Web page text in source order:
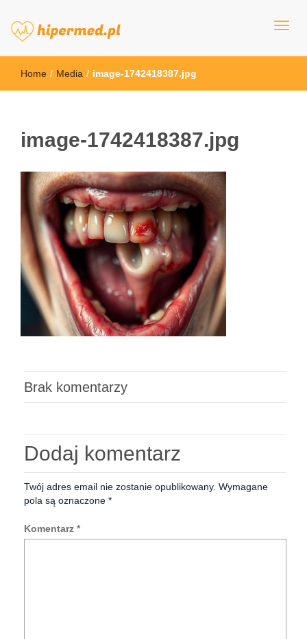
hipermed.pl
Home / Media / image-1742418387.jpg
image-1742418387.jpg
Brak komentarzy
Dodaj komentarz
Twój adres email nie zostanie opublikowany. Wymagane
pola są oznaczone *
Komentarz *